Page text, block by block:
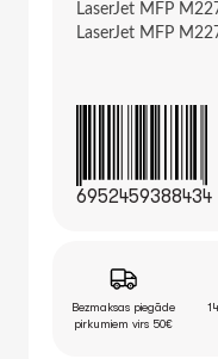
LaserJet MFP
LaserJet MFP
6952459388434
Bezmaksas piegāde
pirkumiem virs 50€